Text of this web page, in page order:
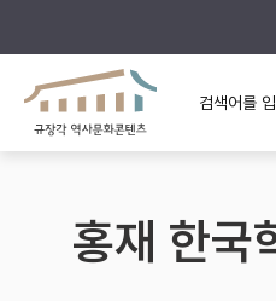
규장각의 어제와 오늘
규장각 소개영상
홍재 한국